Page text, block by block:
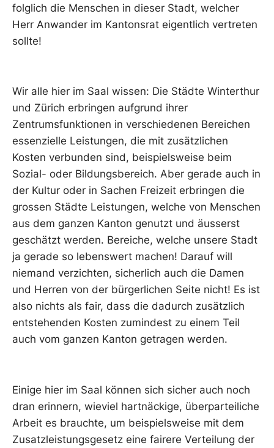
folglich die Menschen in dieser Stadt, welcher
Herr Anwander im Kantonsrat eigentlich vertreten
sollte!
Wir alle hier im Saal wissen: Die Städte Winterthur
und Zürich erbringen aufgrund ihrer
Zentrumsfunktionen in verschiedenen Bereichen
essenzielle Leistungen, die mit zusätzlichen
Kosten verbunden sind, beispielsweise beim
Sozial- oder Bildungsbereich. Aber gerade auch in
der Kultur oder in Sachen Freizeit erbringen die
grossen Städte Leistungen, welche von Menschen
aus dem ganzen Kanton genutzt und äusserst
geschätzt werden. Bereiche, welche unsere Stadt
ja gerade so lebenswert machen! Darauf will
niemand verzichten, sicherlich auch die Damen
und Herren von der bürgerlichen Seite nicht! Es ist
also nichts als fair, dass die dadurch zusätzlich
entstehenden Kosten zumindest zu einem Teil
auch vom ganzen Kanton getragen werden.
Einige hier im Saal können sich sicher auch noch
dran erinnern, wieviel hartnäckige, überparteiliche
Arbeit es brauchte, um beispielsweise mit dem
Zusatzleistungsgesetz eine fairere Verteilung der